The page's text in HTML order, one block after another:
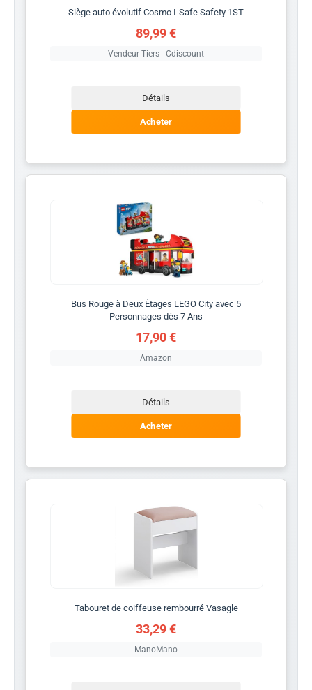
Siège auto évolutif Cosmo I-Safe Safety 1ST
89,99 €
Vendeur Tiers - Cdiscount
Détails
Acheter
Bus Rouge à Deux Étages LEGO City avec 5
Personnages dès 7 Ans
17,90 €
Amazon
Détails
Acheter
Tabouret de coiffeuse rembourré Vasagle
33,29 €
ManoMano